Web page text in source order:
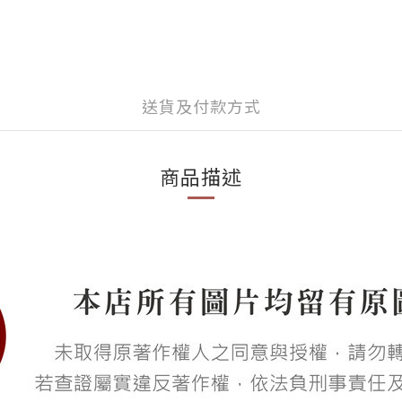
送貨及付款方式
商品描述